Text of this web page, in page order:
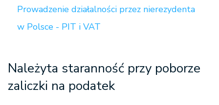
Prowadzenie działalności przez nierezydenta
w Polsce - PIT i VAT
Należyta staranność przy poborze
zaliczki na podatek